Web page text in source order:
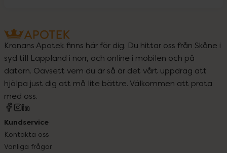
Kronans Apotek finns här för dig. Du hittar oss från Skåne i
syd till Lappland i norr, och online i mobilen och på
datorn. Oavsett vem du är så är det vårt uppdrag att
hjälpa just dig att må lite bättre. Välkommen att prata
med oss.
Kundservice
Kontakta oss
Vanliga frågor